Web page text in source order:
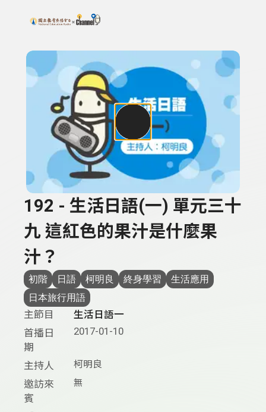
上方功能區塊
搜尋關鍵字：可輸入節目名稱、主持人或關鍵字
192 - 生活日語(一) 單元三十
九 這紅色的果汁是什麼果
汁？
初階 日語 柯明良 終身學習
生活應用
日本旅行用語
主節目
生活日語一
首播日
期
2017-01-10
主持人 柯明良
邀訪來
賓
無